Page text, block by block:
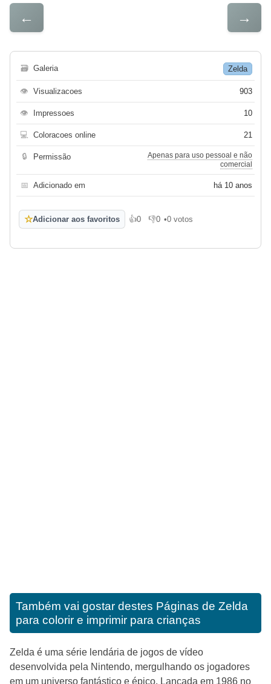
← →
🗃 Galeria Zelda
👁 Visualizacoes 903
👁 Impressoes 10
💻 Coloracoes online 21
🔒 Permissão
Apenas para uso pessoal e não
comercial
📅 Adicionado em há 10 anos
☆Adicionar aos favoritos 👍0
Gosto 👎0
Não gosto
•0 votos
Também vai gostar destes Páginas de Zelda
para colorir e imprimir para crianças
Zelda é uma série lendária de jogos de vídeo
desenvolvida pela Nintendo, mergulhando os jogadores
em um universo fantástico e épico. Lançada em 1986 no